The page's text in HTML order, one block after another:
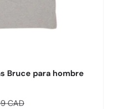
Bruce para hombre
normal
CAD